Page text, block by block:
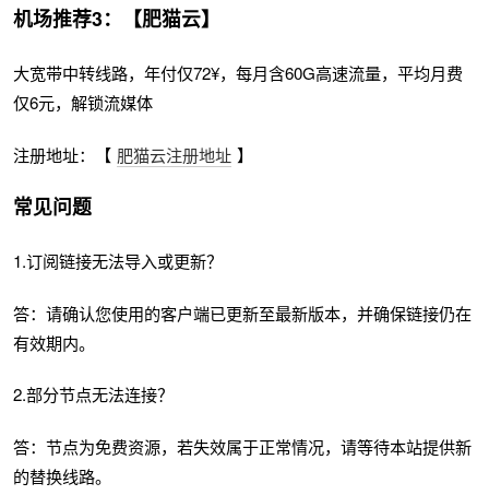
机场推荐3：【肥猫云】
大宽带中转线路，年付仅72¥，每月含60G高速流量，平均月费
仅6元，解锁流媒体
注册地址：【 肥猫云注册地址 】
常见问题
1.订阅链接无法导入或更新？
答：请确认您使用的客户端已更新至最新版本，并确保链接仍在
有效期内。
2.部分节点无法连接？
答：节点为免费资源，若失效属于正常情况，请等待本站提供新
的替换线路。